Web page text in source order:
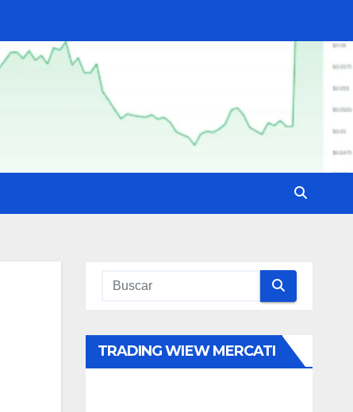
TRADING WIEW MERCATI